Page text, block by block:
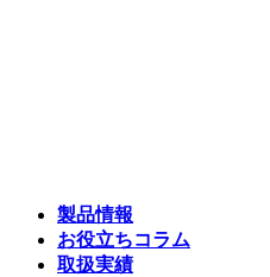
製品情報
お役立ちコラム
取扱実績